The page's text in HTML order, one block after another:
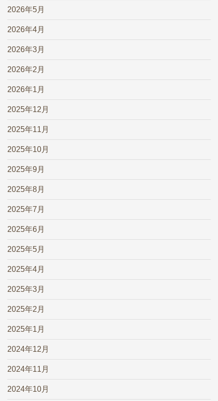
2026年5月
2026年4月
2026年3月
2026年2月
2026年1月
2025年12月
2025年11月
2025年10月
2025年9月
2025年8月
2025年7月
2025年6月
2025年5月
2025年4月
2025年3月
2025年2月
2025年1月
2024年12月
2024年11月
2024年10月